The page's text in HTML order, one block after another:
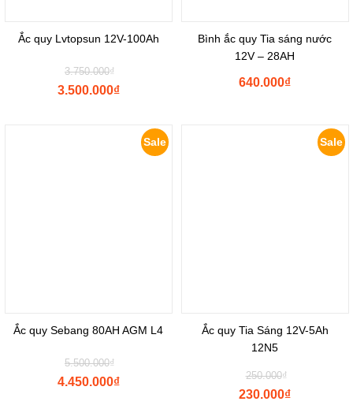
Ắc quy Lvtopsun 12V-100Ah
₫
3.750.000
price
₫
3.500.000
₫3.500.000.
Bình ắc quy Tia sáng nước
12V – 28AH
₫
640.000
Sale
Ắc quy Sebang 80AH AGM L4
₫
5.500.000
price
₫
4.450.000
Sale
Ắc quy Tia Sáng 12V-5Ah
12N5
₫
250.000
price
₫
230.000